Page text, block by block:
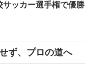
サッカー選手権で優勝
ず、プロの道へ